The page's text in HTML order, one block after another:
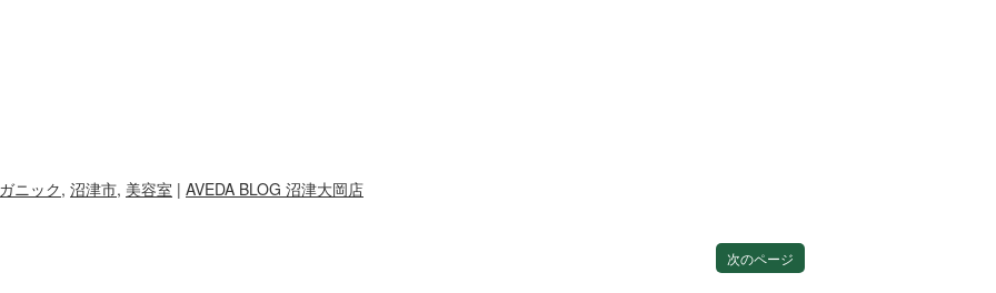
ニック, 沼津市, 美容室 | AVEDA BLOG 沼津大岡店
次のページ